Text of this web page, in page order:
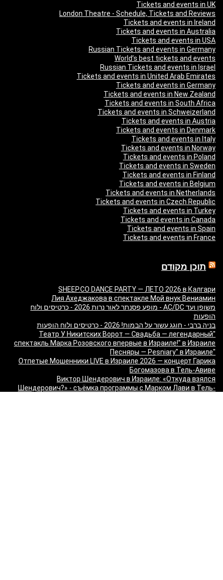
Tickets and events in UK
London Theatre - Schedule, Tickets and Reviews
Tickets and events in Ireland
Tickets and events in Australia
Tickets and events in USA
Russian Tickets and events in Germany
World’s best tickets and events
Russian Tickets and events in Israel
Tickets and events in United Arab Emirates
Tickets and events in Germany
Tickets and events in New Zealand
Tickets and events in South Africa
Tickets and events in Schweizerland
Tickets and events in Austria
Tickets and events in Denmark
Tickets and events in Italy
Tickets and events in Norway
Tickets and events in Poland
Tickets and events in Sweden
Tickets and events in Finland
Tickets and events in Belgium
Tickets and events in Netherlands
Tickets and events in Czech Republic
Tickets and events in Turkey
Tickets and events in Canada
Tickets and events in Spain
Tickets and events in France
תוכן מקודם
SHEEP.CO DANCE PARTY — ЛЕТО 2026 в Калгари
Лия Ахеджакова в спектакле Мой внук Вениамин
משופן ועד AC/DC - מופע פסנתר לאור נרות 2026 - כרטיסים ולוח
הופעות
בניה ברבי - חוגג עשור על הבמות! 2026 - כרטיסים ולוח הופעות
"Театр У Никитских Ворот — Свадьба — легендарный
спектакль Марка Розовского впервые в Израиле!" в Израиле
"Песняры — Pesniary" в Израиле
Отпетые Мошенники LIVE в Израиле 2026 — концерт Гарика
Богомазова в Тель-Авиве
Виктор Шендерович в Израиле: «Откуда взялся
Шендерович?» - съёмка программы с Марком Лави в Тель-